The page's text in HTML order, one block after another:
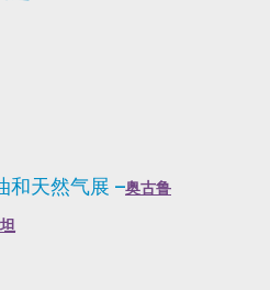
和天然气展 –奥古鲁